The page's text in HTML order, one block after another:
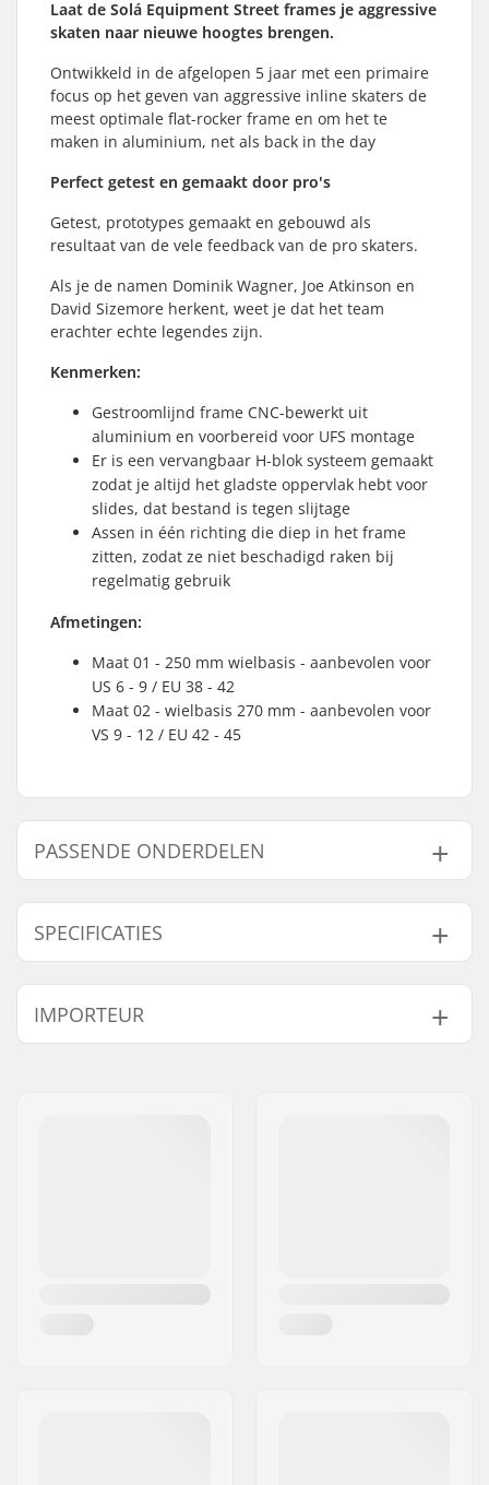
Laat de Solá Equipment Street frames je aggressive
skaten naar nieuwe hoogtes brengen.
Ontwikkeld in de afgelopen 5 jaar met een primaire
focus op het geven van aggressive inline skaters de
meest optimale flat-rocker frame en om het te
maken in aluminium, net als back in the day
Perfect getest en gemaakt door pro's
Getest, prototypes gemaakt en gebouwd als
resultaat van de vele feedback van de pro skaters.
Als je de namen Dominik Wagner, Joe Atkinson en
David Sizemore herkent, weet je dat het team
erachter echte legendes zijn.
Kenmerken:
Gestroomlijnd frame CNC-bewerkt uit
aluminium en voorbereid voor UFS montage
Er is een vervangbaar H-blok systeem gemaakt
zodat je altijd het gladste oppervlak hebt voor
slides, dat bestand is tegen slijtage
Assen in één richting die diep in het frame
zitten, zodat ze niet beschadigd raken bij
regelmatig gebruik
Afmetingen:
Maat 01 - 250 mm wielbasis - aanbevolen voor
US 6 - 9 / EU 38 - 42
Maat 02 - wielbasis 270 mm - aanbevolen voor
VS 9 - 12 / EU 42 - 45
PASSENDE ONDERDELEN
Vind producten die samen gaan met Solá Black
Street Agressive Frames:
SPECIFICATIES
Frame type:
Laag, Vlak setup, 4-
Spacers:
Niet inbegrepen
IMPORTEUR